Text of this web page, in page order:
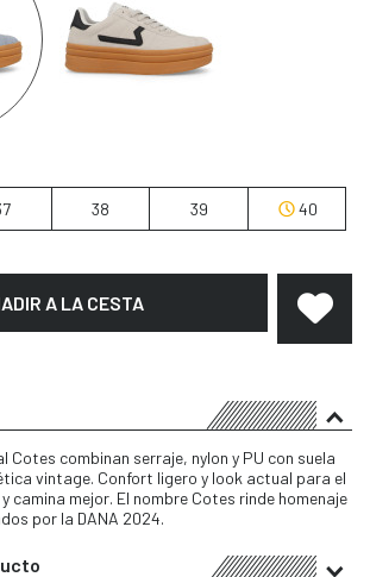
38 39 40
A LA CESTA
Cotes combinan serraje, nylon y PU con suela
vintage. Confort ligero y look actual para el
camina mejor. El nombre Cotes rinde homenaje
por la DANA 2024.